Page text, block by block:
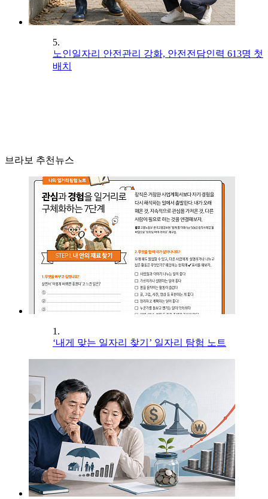
5.
노인일자리 안전관리 강화, 안전전담인력 613명 첫
배치
브라보 추천뉴스
1.
‘내게 맞는 일자리 찾기’ 일자리 탐험 노트